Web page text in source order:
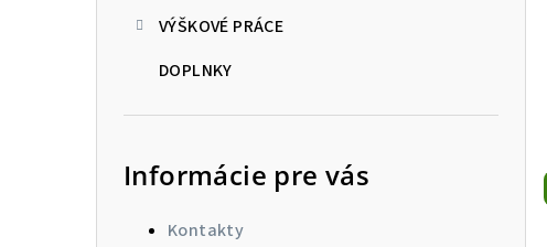
VÝŠKOVÉ PRÁCE
DOPLNKY
Informácie pre vás
Kontakty